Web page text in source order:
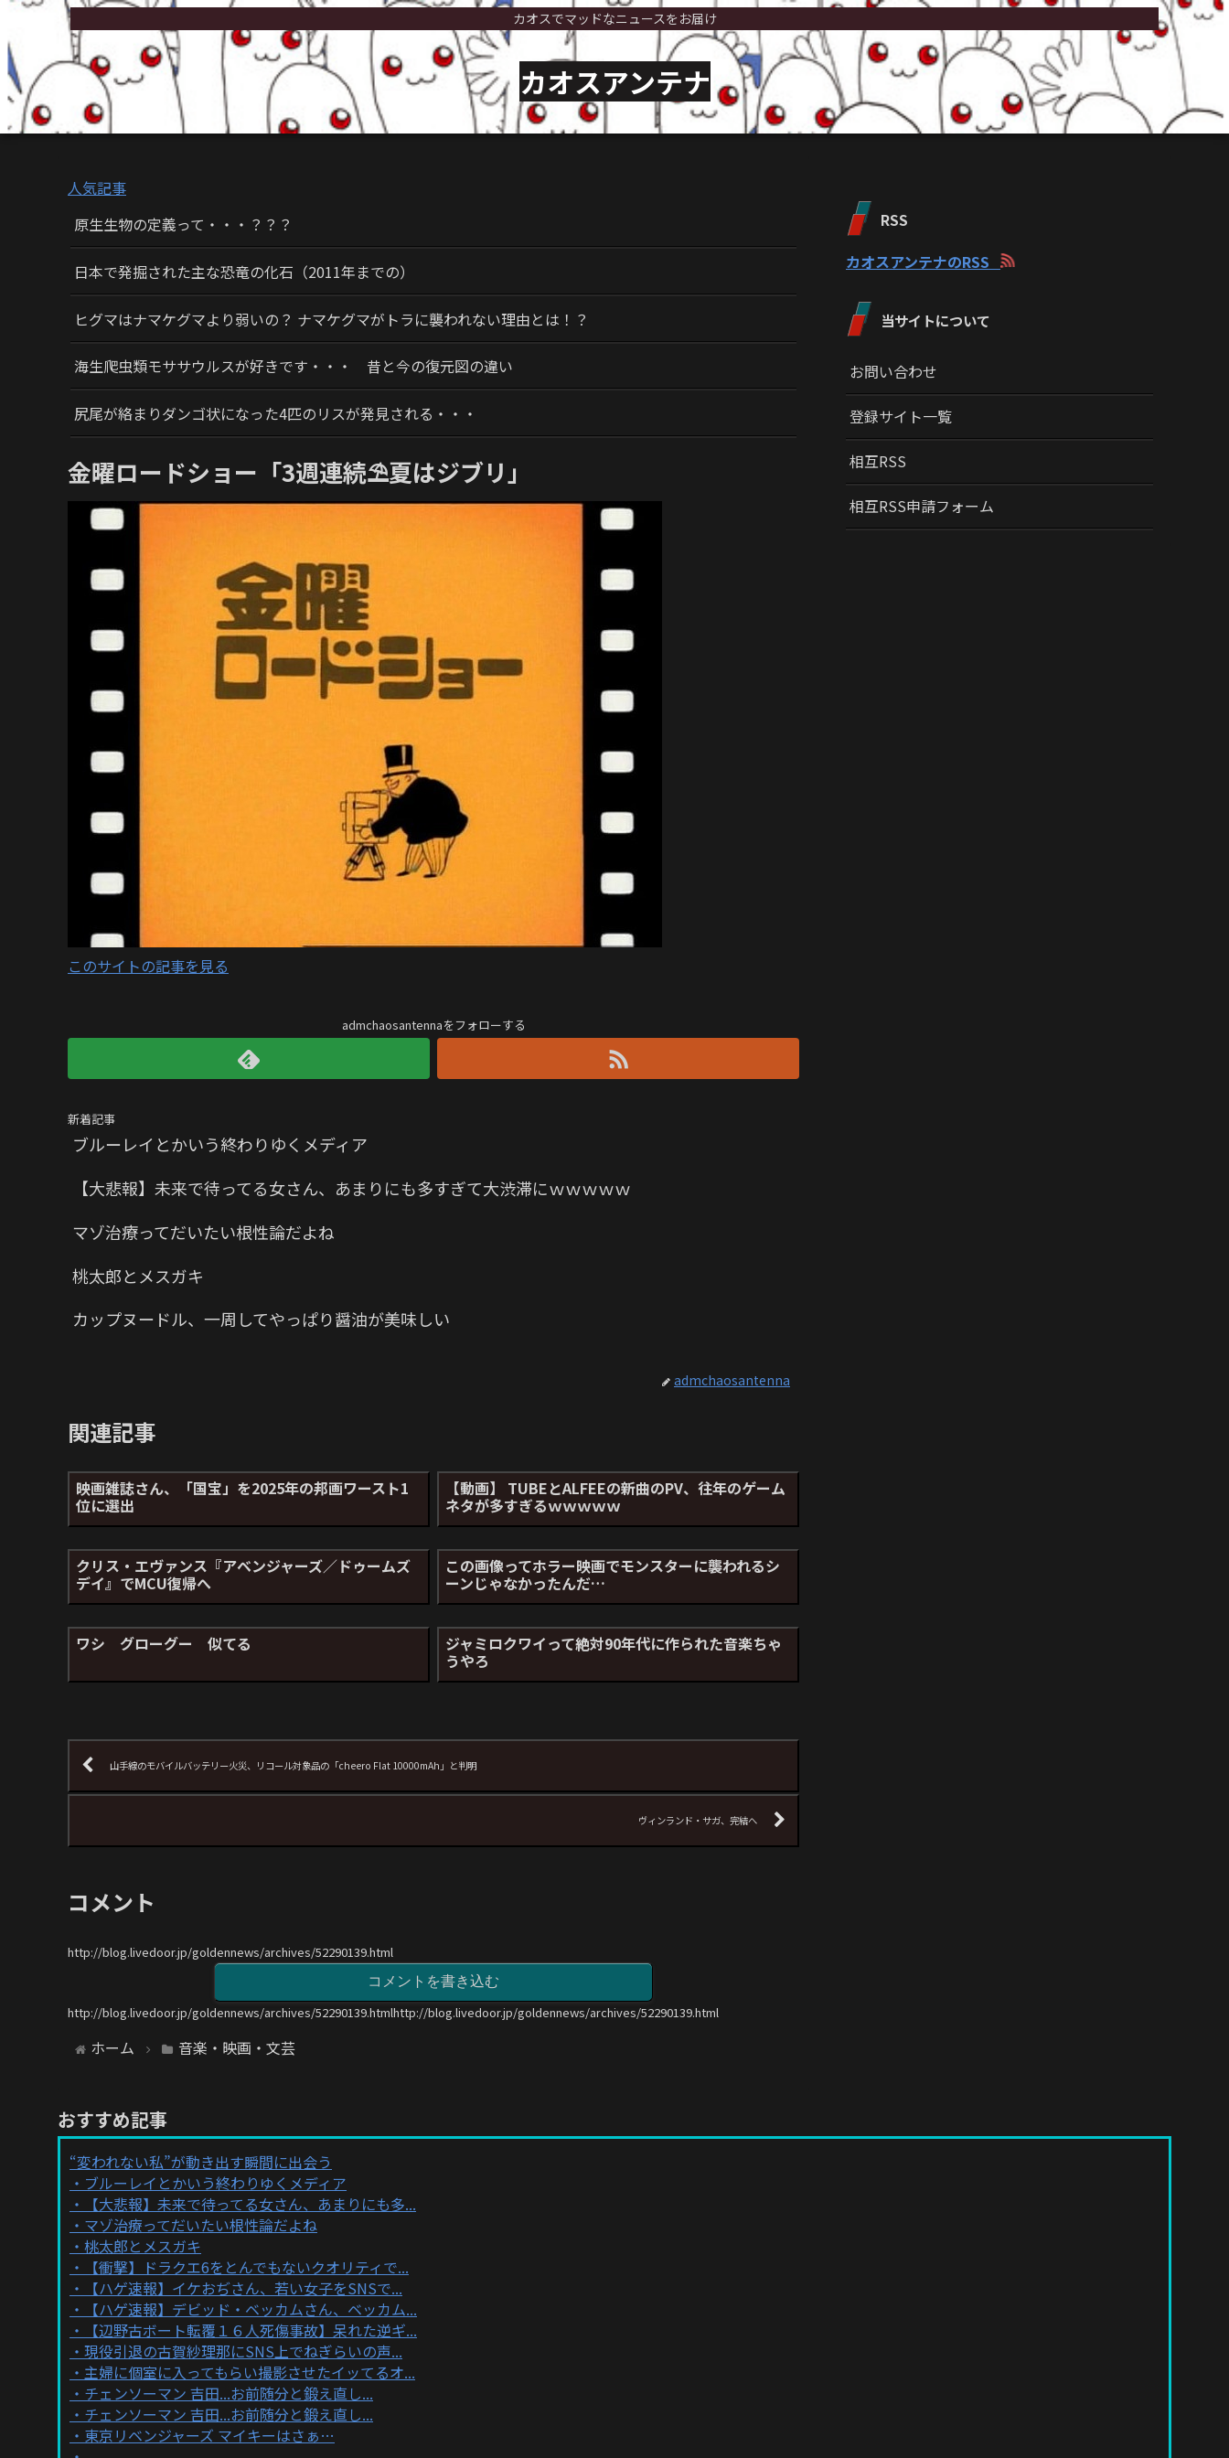
カオスでマッドなニュースをお届け
カオスアンテナ
人気記事
原生生物の定義って・・・？？？
日本で発掘された主な恐竜の化石（2011年までの）
ヒグマはナマケグマより弱いの？ ナマケグマがトラに襲われない理由とは！？
海生爬虫類モササウルスが好きです・・・ 昔と今の復元図の違い
尻尾が絡まりダンゴ状になった4匹のリスが発見される・・・
金曜ロードショー「3週連続⛱️夏はジブリ」
このサイトの記事を見る
admchaosantennaをフォローする
新着記事
ブルーレイとかいう終わりゆくメディア
【大悲報】未来で待ってる女さん、あまりにも多すぎて大渋滞にｗｗｗｗｗ
マゾ治療ってだいたい根性論だよね
桃太郎とメスガキ
カップヌードル、一周してやっぱり醤油が美味しい
admchaosantenna
関連記事
映画雑誌さん、「国宝」を2025年の邦画ワースト1
位に選出
【動画】 TUBEとALFEEの新曲のPV、往年のゲーム
ネタが多すぎるｗｗｗｗｗ
クリス・エヴァンス『アベンジャーズ／ドゥームズ
デイ』でMCU復帰へ
この画像ってホラー映画でモンスターに襲われるシ
ーンじゃなかったんだ…
ワシ グローグー 似てる ジャミロクワイって絶対90年代に作られた音楽ちゃ
うやろ
山手線のモバイルバッテリー火災、リコール対象品の「cheero Flat 10000mAh」と判明
ヴィンランド・サガ、完結へ
コメント
http://blog.livedoor.jp/goldennews/archives/52290139.html
コメントを書き込む
http://blog.livedoor.jp/goldennews/archives/52290139.htmlhttp://blog.livedoor.jp/goldennews/archives/52290139.html
ホーム 音楽・映画・文芸
RSS
カオスアンテナのRSS
当サイトについて
お問い合わせ
登録サイト一覧
相互RSS
相互RSS申請フォーム
おすすめ記事
“変われない私”が動き出す瞬間に出会う
ブルーレイとかいう終わりゆくメディア
【大悲報】未来で待ってる女さん、あまりにも多...
マゾ治療ってだいたい根性論だよね
桃太郎とメスガキ
【衝撃】ドラクエ6をとんでもないクオリティで...
【ハゲ速報】イケおぢさん、若い女子をSNSで...
【ハゲ速報】デビッド・ベッカムさん、ベッカム...
【辺野古ボート転覆１６人死傷事故】呆れた逆ギ...
現役引退の古賀紗理那にSNS上でねぎらいの声...
主婦に個室に入ってもらい撮影させたイッてるオ...
チェンソーマン 吉田...お前随分と鍛え直し...
チェンソーマン 吉田...お前随分と鍛え直し...
東京リベンジャーズ マイキーはさぁ…